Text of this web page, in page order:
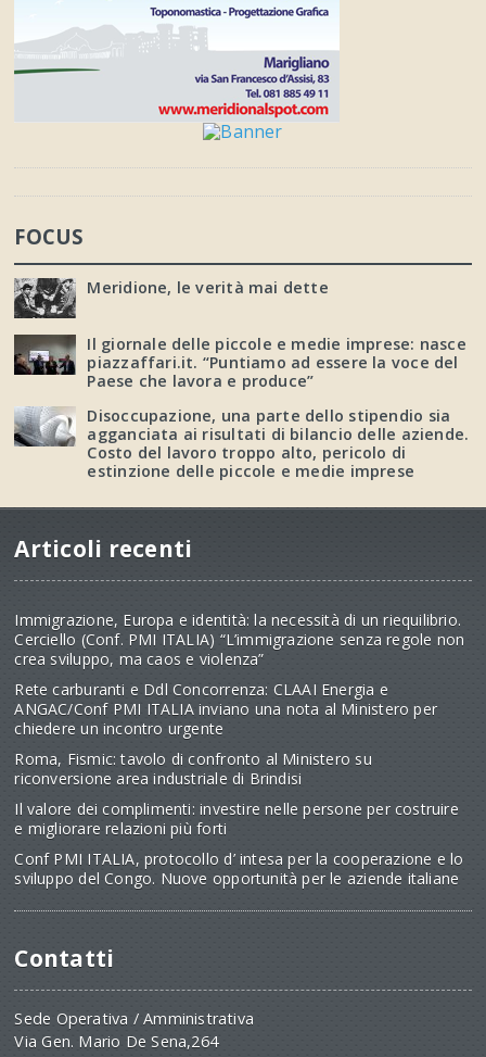
FOCUS
Meridione, le verità mai dette
Il giornale delle piccole e medie imprese: nasce
piazzaffari.it. “Puntiamo ad essere la voce del
Paese che lavora e produce”
Disoccupazione, una parte dello stipendio sia
agganciata ai risultati di bilancio delle aziende.
Costo del lavoro troppo alto, pericolo di
estinzione delle piccole e medie imprese
Articoli recenti
Immigrazione, Europa e identità: la necessità di un riequilibrio.
Cerciello (Conf. PMI ITALIA) “L’immigrazione senza regole non
crea sviluppo, ma caos e violenza”
Rete carburanti e Ddl Concorrenza: CLAAI Energia e
ANGAC/Conf PMI ITALIA inviano una nota al Ministero per
chiedere un incontro urgente
Roma, Fismic: tavolo di confronto al Ministero su
riconversione area industriale di Brindisi
Il valore dei complimenti: investire nelle persone per costruire
e migliorare relazioni più forti
Conf PMI ITALIA, protocollo d’ intesa per la cooperazione e lo
sviluppo del Congo. Nuove opportunità per le aziende italiane
Contatti
Sede Operativa / Amministrativa
Via Gen. Mario De Sena,264